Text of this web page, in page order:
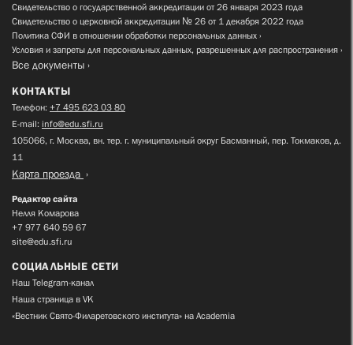
Свидетельство о государственной аккредитации от 26 января 2023 года
Свидетельство о церковной аккредитации № 26 от 1 декабря 2022 года
Политика СФИ в отношении обработки персональных данных
Условия и запреты для персональных данных, разрешенных для распространения
Все документы
КОНТАКТЫ
Телефон: +7 495 623 03 80
E-mail: info@edu.sfi.ru
105066, г. Москва, вн. тер. г. муниципальный округ Басманный, пер. Токмаков, д.
11
Карта проезда
Редактор сайта
Нелля Комарова
+7 977 640 59 67
site@edu.sfi.ru
СОЦИАЛЬНЫЕ СЕТИ
Наш Telegram-канал
Наша страница в VK
«Вестник Свято-Филаретовского института» на Academia